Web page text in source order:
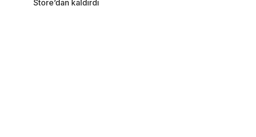
Store’dan kaldırdı